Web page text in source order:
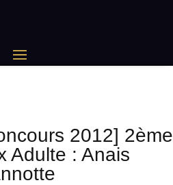
2012] 2ème
Adulte : Anais